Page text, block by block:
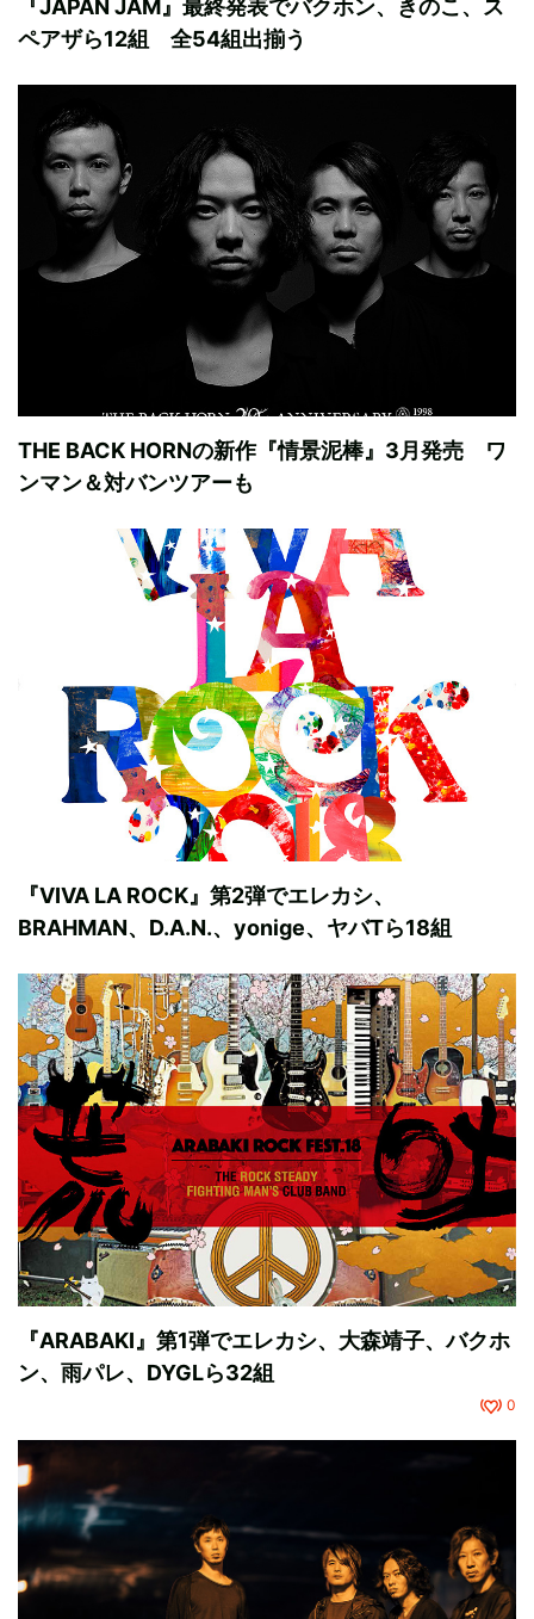
『JAPAN JAM』最終発表でバクホン、きのこ、ス
ペアザら12組 全54組出揃う
THE BACK HORNの新作『情景泥棒』3月発売 ワ
ンマン＆対バンツアーも
『VIVA LA ROCK』第2弾でエレカシ、
BRAHMAN、D.A.N.、yonige、ヤバTら18組
『ARABAKI』第1弾でエレカシ、大森靖子、バクホ
ン、雨パレ、DYGLら32組
0